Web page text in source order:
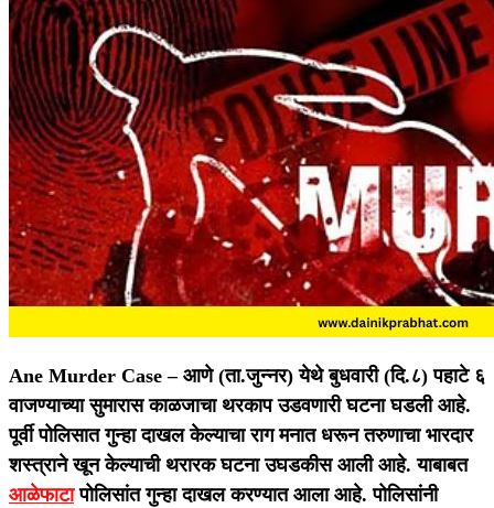
Ane Murder Case –आणे (ता.जुन्नर) येथे बुधवारी (दि.८) पहाटे ६
वाजण्याच्या सुमारास काळजाचा थरकाप उडवणारी घटना घडली आहे.
पूर्वी पोलिसात गुन्हा दाखल केल्याचा राग मनात धरून तरुणाचा भारदार
शस्त्राने खून केल्याची थरारक घटना उघडकीस आली आहे. याबाबत
आळेफाटापोलिसांत गुन्हा दाखल करण्यात आला आहे. पोलिसांनी